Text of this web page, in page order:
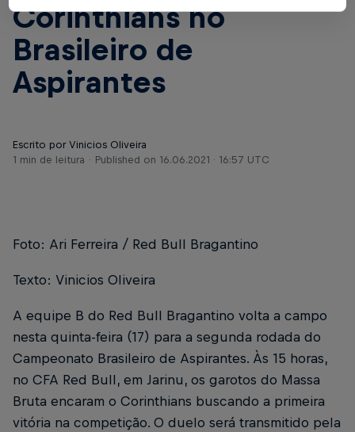
Corinthians no
Brasileiro de
Aspirantes
Escrito por Vinicios Oliveira
1 min de leitura
Published on 16.06.2021 · 16:57 UTC
Foto: Ari Ferreira / Red Bull Bragantino
Texto: Vinicios Oliveira
A equipe B do Red Bull Bragantino volta a campo
nesta quinta-feira (17) para a segunda rodada do
Campeonato Brasileiro de Aspirantes. Às 15 horas,
no CFA Red Bull, em Jarinu, os garotos do Massa
Bruta encaram o Corinthians buscando a primeira
vitória na competição. O duelo será transmitido pela